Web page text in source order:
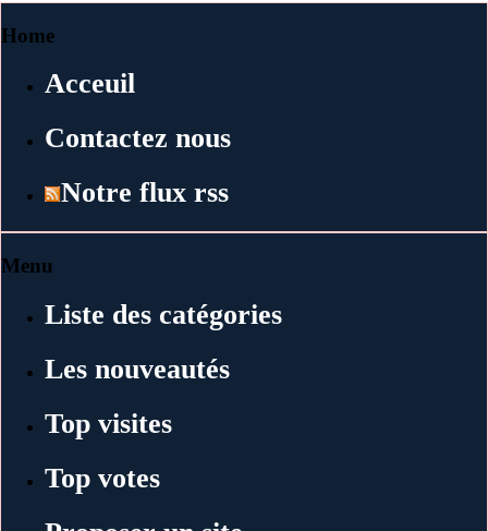
Home
Acceuil
Contactez nous
Notre flux rss
Menu
Liste des catégories
Les nouveautés
Top visites
Top votes